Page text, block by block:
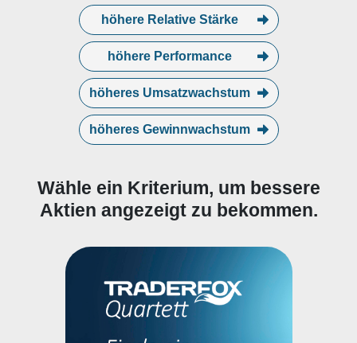
höhere Relative Stärke
höhere Performance
höheres Umsatzwachstum
höheres Gewinnwachstum
Wähle ein Kriterium, um bessere
Aktien angezeigt zu bekommen.